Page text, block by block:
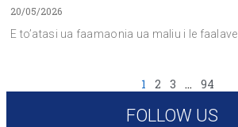
20/05/2026
E to’atasi ua faamaonia ua maliu i le
1 2 3 … 94
FOLLOW US